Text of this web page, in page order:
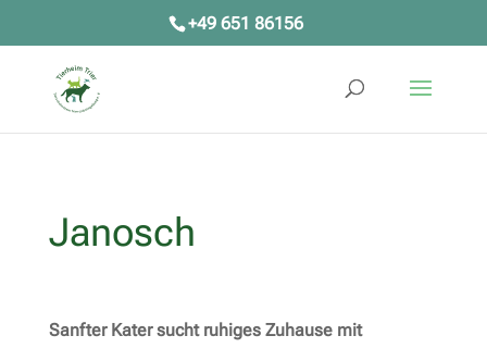
+49 651 86156
Janosch
Sanfter Kater sucht ruhiges Zuhause mit